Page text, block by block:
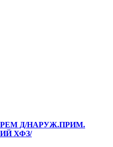
Д/НАРУЖ.ПРИМ.
ХФЗ/